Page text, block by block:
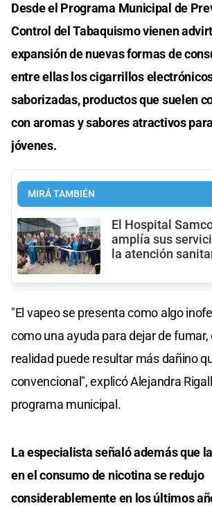
Desde el Programa Municipal de
Control del Tabaquismo vienen
expansión de nuevas formas de
entre ellas los cigarrillos
saborizadas, productos que suelen
con aromas y sabores atractivos
jóvenes.
MIRÁ TAMBIÉN
El Hospital
amplía sus
la atención
"El vapeo se presenta como algo
como una ayuda para dejar de fumar,
realidad puede resultar más dañino
convencional", explicó Alejandra
programa municipal.
La especialista señaló además que
en el consumo de nicotina se redujo
considerablemente en los últimos